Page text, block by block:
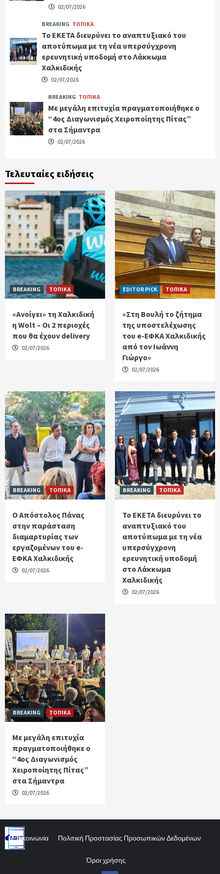
02/07/2026
BREAKING ΤΟΠΙΚΑ
Το ΕΚΕΤΑ διευρύνει το αναπτυξιακό του
αποτύπωμα με τη νέα υπερσύγχρονη
ερευνητική υποδομή στο Λάκκωμα
Χαλκιδικής
02/07/2026
BREAKING ΤΟΠΙΚΑ
Με μεγάλη επιτυχία πραγματοποιήθηκε ο
“4ος Διαγωνισμός Χειροποίητης Πίτας”
στα Σήμαντρα
02/07/2026
Τελευταίες ειδήσεις
BREAKING ΤΟΠΙΚΑ
«Ανοίγει» τη Χαλκιδική
η Wolt – Οι 2 περιοχές
που θα έχουν delivery
02/07/2026
EDITOR PICK ΤΟΠΙΚΑ
«Στη Βουλή το ζήτημα
της υποστελέχωσης
του e-ΕΦΚΑ Χαλκιδικής
από τον Ιωάννη
Γιώργο»
02/07/2026
BREAKING ΤΟΠΙΚΑ
Ο Απόστολος Πάνας
στην παράσταση
διαμαρτυρίας των
εργαζομένων του e-
ΕΦΚΑ Χαλκιδικής
02/07/2026
BREAKING ΤΟΠΙΚΑ
Το ΕΚΕΤΑ διευρύνει το
αναπτυξιακό του
αποτύπωμα με τη νέα
υπερσύγχρονη
ερευνητική υποδομή
στο Λάκκωμα
Χαλκιδικής
02/07/2026
BREAKING ΤΟΠΙΚΑ
Με μεγάλη επιτυχία
πραγματοποιήθηκε ο
“4ος Διαγωνισμός
Χειροποίητης Πίτας”
στα Σήμαντρα
02/07/2026
Επικοινωνία Πολιτική Προστασίας Προσωπικών Δεδομένων
Όροι χρήσης